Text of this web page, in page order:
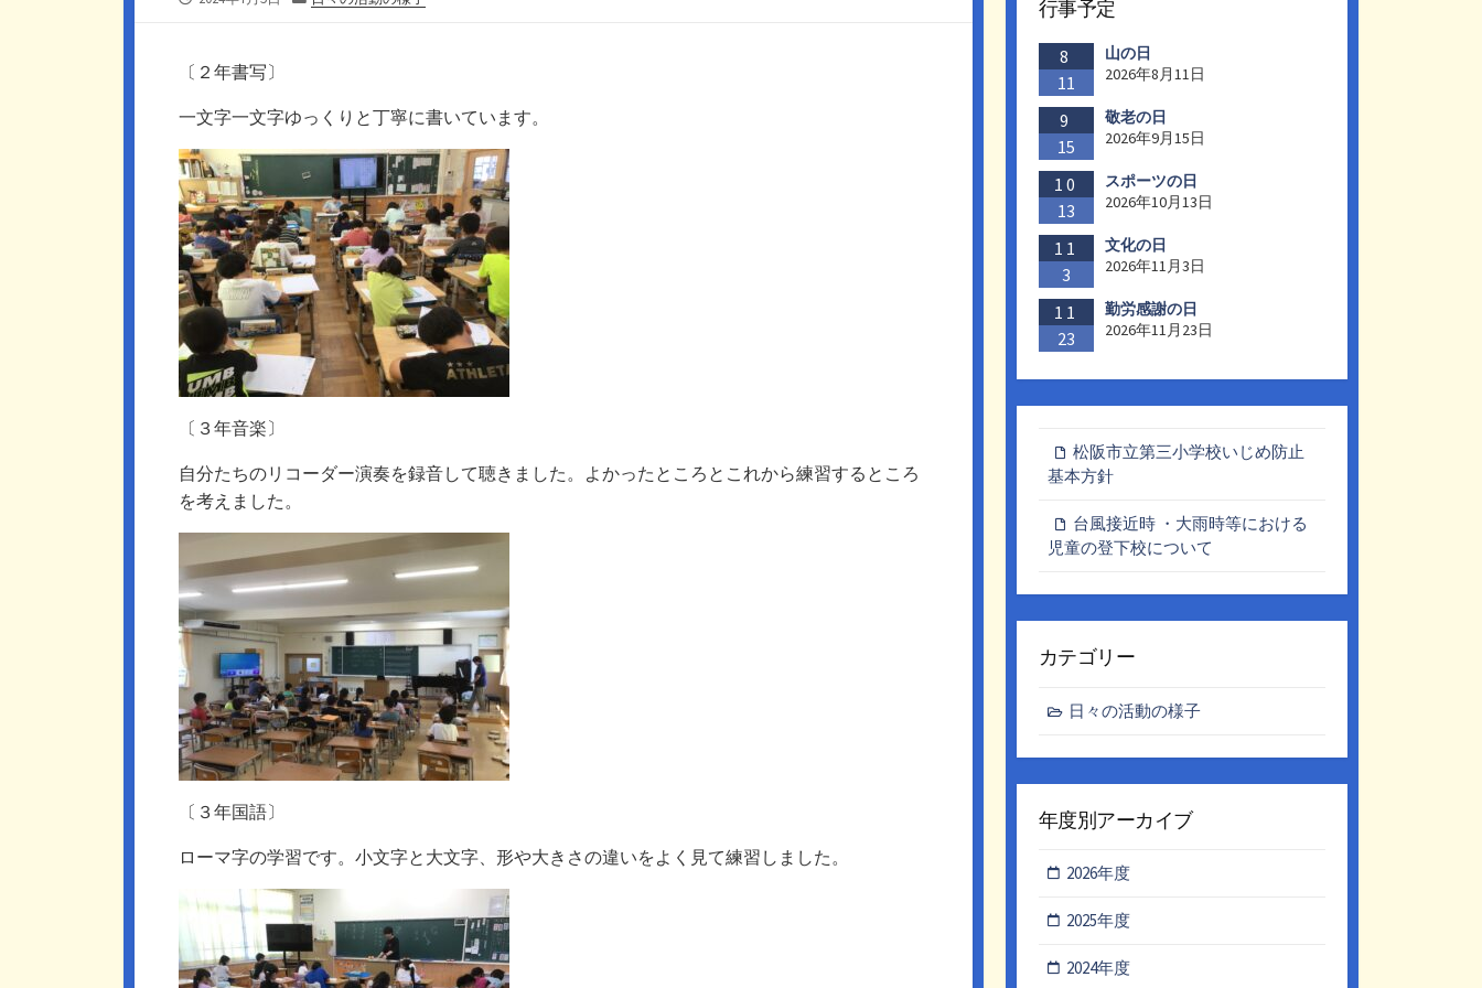
〔２年書写〕
一文字一文字ゆっくりと丁寧に書いています。
〔３年音楽〕
自分たちのリコーダー演奏を録音して聴きました。よかったところとこれから練習するところ
を考えました。
〔３年国語〕
ローマ字の学習です。小文字と大文字、形や大きさの違いをよく見て練習しました。
行事予定
8
11
山の日
2026年8月11日
9
15
敬老の日
2026年9月15日
10
13
スポーツの日
2026年10月13日
11
3
文化の日
2026年11月3日
11
23
勤労感謝の日
2026年11月23日
松阪市立第三小学校いじめ防止
基本方針
台風接近時 ・大雨時等における
児童の登下校について
カテゴリー
日々の活動の様子
年度別アーカイブ
2026年度
2025年度
2024年度